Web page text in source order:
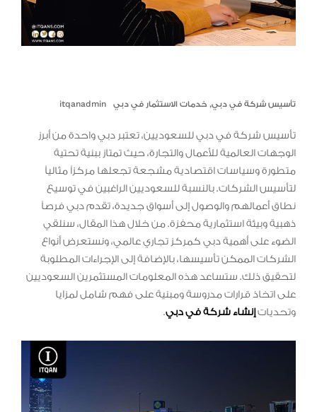
تأسيس شركة في دبي, خدمات الاستثمار في دبي itqanadmin
تأسيس شركة في دبي للسعوديين، تعتبر دبي واحدة من أبرز
الوجهات العالمية للأعمال والتجارة، حيث تمتاز ببنية تحتية
متطورة وسياسات اقتصادية مشجعة تجعلها مركزاً مثالياً
لتأسيس الشركات. بالنسبة للسعوديين الراغبين في توسيع
نطاق أعمالهم والوصول إلى أسواق جديدة، تقدم دبي فرصاً
ذهبية وبيئة استثمارية محفزة. من خلال هذا المقال، سنلقي
الضوء على أهمية دبي كمركز تجاري عالمي، ونستعرض أنواع
الشركات الممكن تأسيسها، بالإضافة إلى الإجراءات المطلوبة
لتحقيق ذلك. ستساعد هذه المعلومات المستثمرين السعوديين
على اتخاذ قرارات مدروسة ومبنية على فهم شامل لمزايا
وتحدياتإنشاء شركة في دبي.